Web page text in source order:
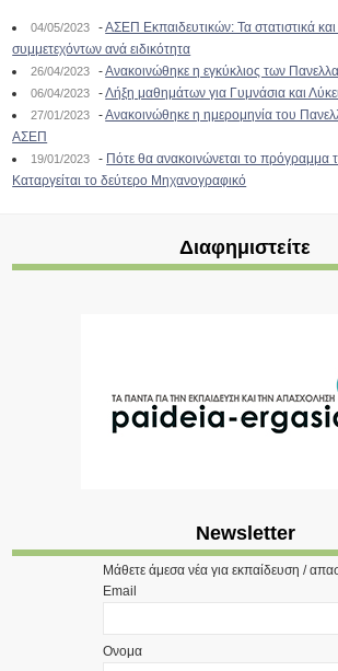
04/05/2023 -ΑΣΕΠ Εκπαιδευτικών: Τα στατιστικά
συμμετεχόντων ανά ειδικότητα
26/04/2023 -Ανακοινώθηκε η εγκύκλιος των
06/04/2023 -Λήξη μαθημάτων για Γυμνάσια και
27/01/2023 -Ανακοινώθηκε η ημερομηνία του
ΑΣΕΠ
19/01/2023 - Πότε θα ανακοινώνεται το πρόγραμμα
Καταργείται το δεύτερο Μηχανογραφικό
Διαφημιστείτε
Newsletter
Μάθετε άμεσα νέα για εκπαίδευση /
Email
Ονομα